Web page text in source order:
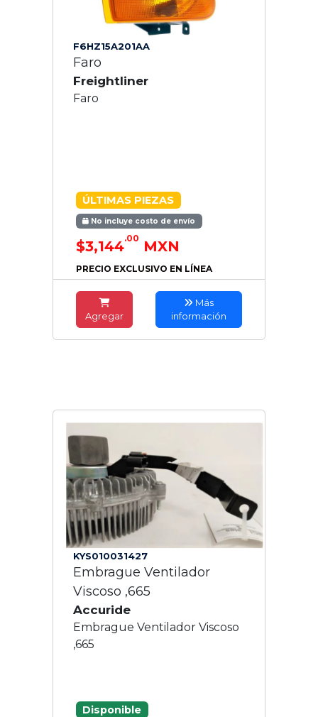
F6HZ15A201AA
Faro
Freightliner
Faro
ÚLTIMAS PIEZAS
No incluye costo de envío
$3,144.00 MXN
PRECIO EXCLUSIVO EN LÍNEA
Agregar
Más
información
KYS010031427
Embrague Ventilador
Viscoso ,665
Accuride
Embrague Ventilador Viscoso
,665
Disponible